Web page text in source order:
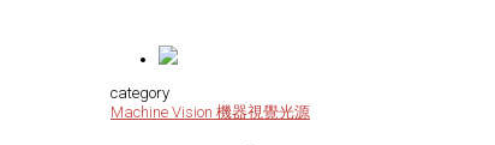
category
Machine Vision 機器視覺光源